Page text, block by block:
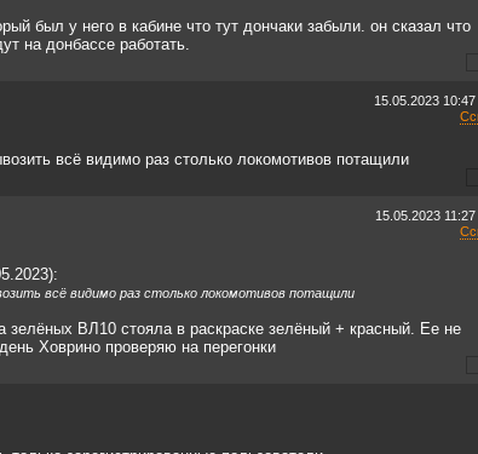
был у него в кабине что тут дончаки забыли. он сказал что
на донбассе работать.
15.05.2023
всё видимо раз столько локомотивов потащили
15.05.2023
всё видимо раз столько локомотивов потащили
зелёных ВЛ10 стояла в раскраске зелёный + красный. Ее не
Ховрино проверяю на перегонки